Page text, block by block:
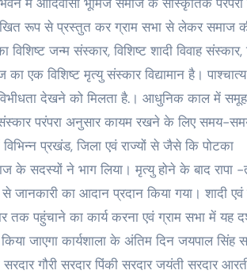
रूप से प्रस्तुत कर ग्राम सभा से लेकर समाज
जन्म संस्कार, विशिष्ट शादी विवाह संस्कार,
एक विशिष्ट मृत्यु संस्कार विद्यामान है। पाश्चात्य
देखने को मिलता है.। आधुनिक काल में
परंपरा अनुसार कायम रखने के लिए समय-
प्रखंड, जिला एवं राज्यों से जैसे कि पोटका
के सदस्यों ने भाग लिया। मृत्यु होने के बाद रापा -
का आदान प्रदान किया गया। शादी एवं
तक पहुंचाने का कार्य करना एवं ग्राम सभा में यह
जाएगा कार्यशाला के अंतिम दिन जयपाल सिंह
गौरी सरदार पिंकी सरदार जयंती सरदार